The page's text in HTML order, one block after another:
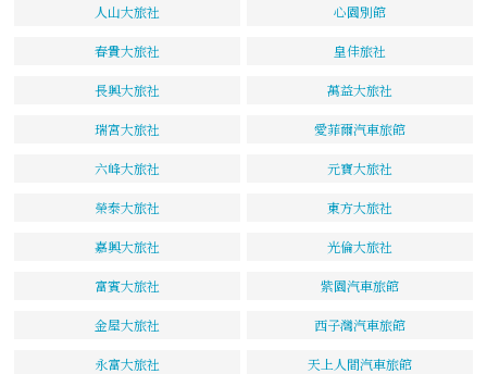
人山大旅社 心園別館
春貴大旅社 皇佳旅社
長興大旅社 萬益大旅社
瑞宮大旅社 愛菲爾汽車旅館
六峰大旅社 元寶大旅社
榮泰大旅社 東方大旅社
嘉興大旅社 光倫大旅社
富賓大旅社 紫園汽車旅館
金屋大旅社 西子灣汽車旅館
永富大旅社 天上人間汽車旅館